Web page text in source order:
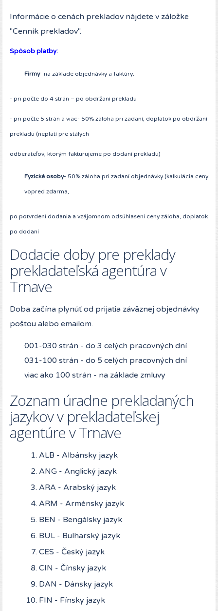
Informácie o cenách prekladov nájdete v záložke
"Cenník prekladov".
Spôsob platby:
Firmy- na základe objednávky a faktúry:
- pri počte do 4 strán – po obdržaní prekladu
- pri počte 5 strán a viac- 50% záloha pri zadaní, doplatok po obdržaní
prekladu (neplatí pre stálych
odberateľov, ktorým fakturujeme po dodaní prekladu)
Fyzické osoby- 50% záloha pri zadaní objednávky (kalkulácia ceny
vopred zdarma,
po potvrdení dodania a vzájomnom odsúhlasení ceny záloha, doplatok
po dodaní
Dodacie doby pre preklady
prekladateľská agentúra v
Trnave
Doba začína plynúť od prijatia záväznej objednávky
poštou alebo emailom.
001-030 strán - do 3 celých pracovných dní
031-100 strán - do 5 celých pracovných dní
viac ako 100 strán - na základe zmluvy
Zoznam úradne prekladaných
jazykov v prekladateľskej
agentúre v Trnave
ALB - Albánsky jazyk
ANG - Anglický jazyk
ARA - Arabský jazyk
ARM - Arménsky jazyk
BEN - Bengálsky jazyk
BUL - Bulharský jazyk
CES - Český jazyk
CIN - Čínsky jazyk
DAN - Dánsky jazyk
FIN - Fínsky jazyk